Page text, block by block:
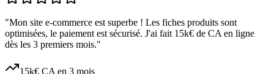
"Mon site e-commerce est superbe ! Les fiches produits sont
optimisées, le paiement est sécurisé. J'ai fait 15k€ de CA en ligne
dès les 3 premiers mois."
15k€ CA en 3 mois